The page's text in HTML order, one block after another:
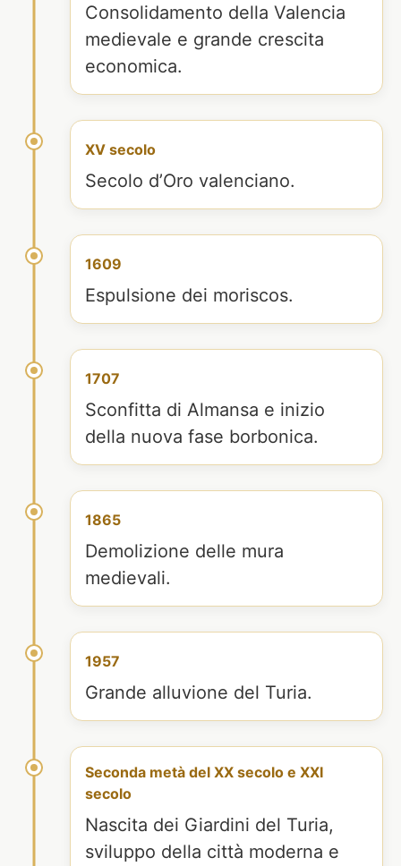
Consolidamento della Valencia
medievale e grande crescita
economica.
XV secolo
Secolo d’Oro valenciano.
1609
Espulsione dei moriscos.
1707
Sconfitta di Almansa e inizio
della nuova fase borbonica.
1865
Demolizione delle mura
medievali.
1957
Grande alluvione del Turia.
Seconda metà del XX secolo e XXI
secolo
Nascita dei Giardini del Turia,
sviluppo della città moderna e